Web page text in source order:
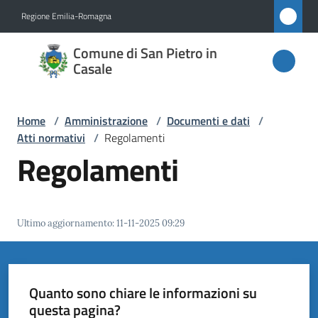
Regione Emilia-Romagna
Comune di San Pietro in
Casale
Comune
di San
in
Casale
Vivere
Home / Amministrazione / Documenti e dati /
Atti normativi / Regolamenti
Regolamenti
Ultimo aggiornamento:11-11-2025 09:29
Quanto sono chiare le informazioni su
questa pagina?